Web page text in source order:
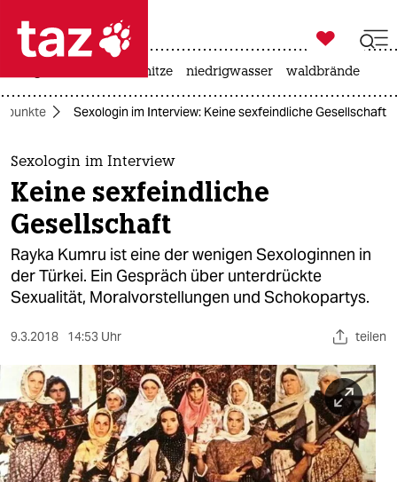
 taz zahl ich
taz zahl ich
themen
politik
öko
gesellschaft
sport
berlin
nord

taz zahl ich
hitze niedrigwasser waldbrände
Sexologin im Interview: Keine sexfeindliche Gesellschaft
Sexologin im Interview
Keine sexfeindliche
Gesellschaft
Rayka Kumru ist eine der wenigen Sexologinnen in
der Türkei. Ein Gespräch über unterdrückte
Sexualität, Moralvorstellungen und Schokopartys.
9.3.2018 14:53 Uhr teilen